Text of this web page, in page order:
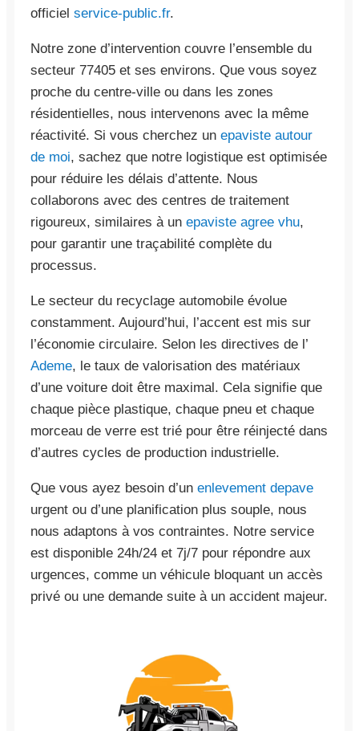
officiel service-public.fr.
Notre zone d’intervention couvre l’ensemble du
secteur 77405 et ses environs. Que vous soyez
proche du centre-ville ou dans les zones
résidentielles, nous intervenons avec la même
réactivité. Si vous cherchez un epaviste autour
de moi, sachez que notre logistique est optimisée
pour réduire les délais d’attente. Nous
collaborons avec des centres de traitement
rigoureux, similaires à un epaviste agree vhu,
pour garantir une traçabilité complète du
processus.
Le secteur du recyclage automobile évolue
constamment. Aujourd’hui, l’accent est mis sur
l’économie circulaire. Selon les directives de l’
Ademe, le taux de valorisation des matériaux
d’une voiture doit être maximal. Cela signifie que
chaque pièce plastique, chaque pneu et chaque
morceau de verre est trié pour être réinjecté dans
d’autres cycles de production industrielle.
Que vous ayez besoin d’un enlevement depave
urgent ou d’une planification plus souple, nous
nous adaptons à vos contraintes. Notre service
est disponible 24h/24 et 7j/7 pour répondre aux
urgences, comme un véhicule bloquant un accès
privé ou une demande suite à un accident majeur.